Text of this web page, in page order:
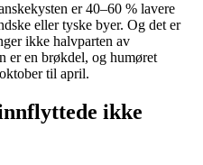
er 40–60 % lavere
eller tyske byer. Og det er
ikke halvparten av
er en brøkdel, og humøret
til april.
ikke